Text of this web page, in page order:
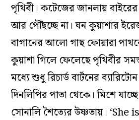
পৃথিবী। কটেজের জানলায়
আর পৌঁছচ্ছে না। ঘন কুয়াশার
বাগানের আলো গাছ ফোয়ারা
কুয়াশা গিলে ফেলেছে পৃথিবীর
মধ্যে শুধু রিচার্ড বার্টনের
দিনলিপির পাতা থেকে। মিশে
সোনালি শৈত্যের উষ্ণতায়।